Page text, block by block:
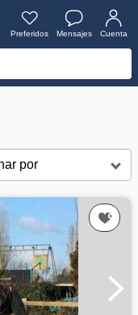
Preferidos Mensajes Cuenta